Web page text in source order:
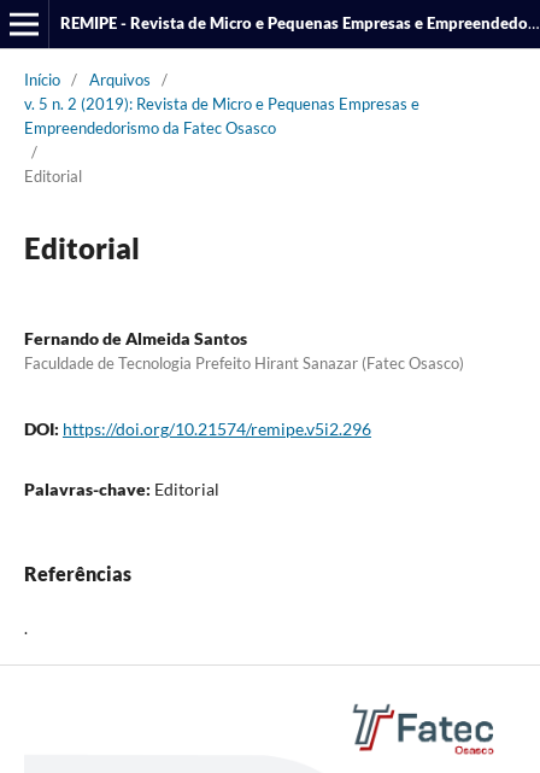
REMIPE - Revista de Micro e Pequenas Empresas e Empreendedorismo da Fatec Osasco
Início / Arquivos
/
v. 5 n. 2 (2019): Revista de Micro e Pequenas Empresas e
Empreendedorismo da Fatec Osasco
/
Editorial
Editorial
Fernando de Almeida Santos
Faculdade de Tecnologia Prefeito Hirant Sanazar (Fatec Osasco)
DOI: https://doi.org/10.21574/remipe.v5i2.296
Palavras-chave: Editorial
Referências
.